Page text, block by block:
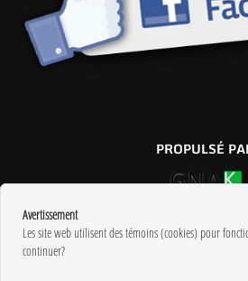
PROPULSÉ
Avertissement
Les site web utilisent des témoins (cookies) pour
continuer?